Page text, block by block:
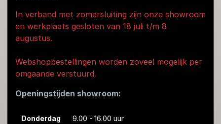
In verband met zomersluiting zijn onze showroom
en werkplaats gesloten van 18 juli t/m 8
augustus.
Webshopbestellingen worden zoveel mogelijk per
omgaande verstuurd.
Openingstijden showroom:
Donderdag 9.00 - 16.00 uur